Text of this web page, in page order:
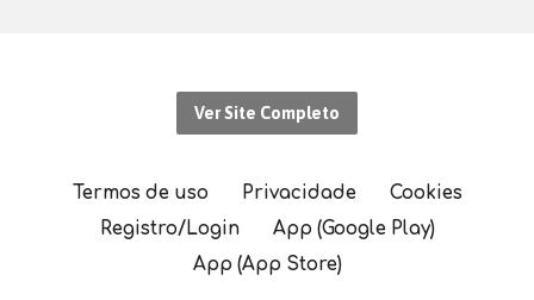
Ver Site Completo
Termos de uso Privacidade
Cookies
Registro/Login
App (Google Play)
App (App Store)